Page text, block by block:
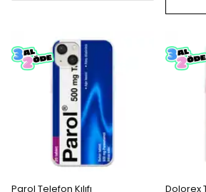
Parol Telefon Kılıfı Dolorex